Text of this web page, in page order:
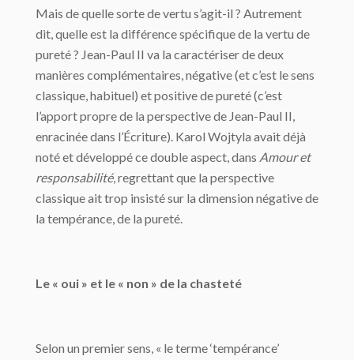
Mais de quelle sorte de vertu s’agit-il ? Autrement
dit, quelle est la différence spécifique de la vertu de
pureté ? Jean-Paul II va la caractériser de deux
manières complémentaires, négative (et c’est le sens
classique, habituel) et positive de pureté (c’est
l’apport propre de la perspective de Jean-Paul II,
enracinée dans l’Écriture). Karol Wojtyla avait déjà
noté et développé ce double aspect, dans Amour et
responsabilité, regrettant que la perspective
classique ait trop insisté sur la dimension négative de
la tempérance, de la pureté.
Le « oui » et le « non » de la chasteté
Selon un premier sens, « le terme ‘tempérance’